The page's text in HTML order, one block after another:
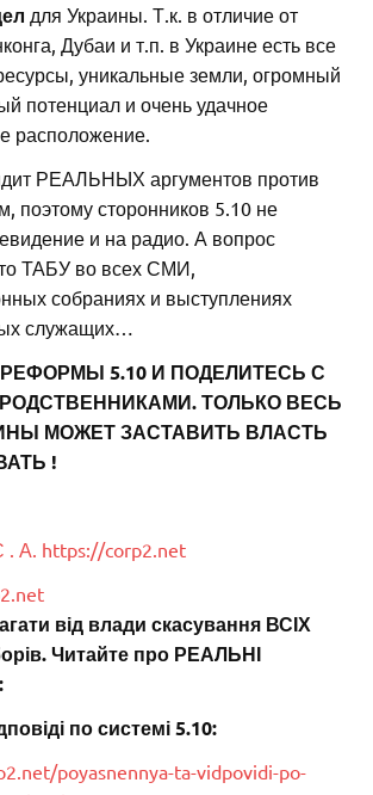
для Украины. Т.к. в отличие от
Дубаи и т.п. в Украине есть все
уникальные земли, огромный
потенциал и очень удачное
расположение.
РЕАЛЬНЫХ аргументов против
поэтому сторонников 5.10 не
и на радио. А вопрос
ТАБУ во всех СМИ,
собраниях и выступлениях
служащих…
5.10 И ПОДЕЛИТЕСЬ С
ТОЛЬКО ВЕСЬ
МОЖЕТ ЗАСТАВИТЬ ВЛАСТЬ
!
А https://corp2.net
від влади скасування ВСІХ
Читайте про РЕАЛЬНІ
по системі 5.10:
poyasnennya-ta-vidpovidi-po-